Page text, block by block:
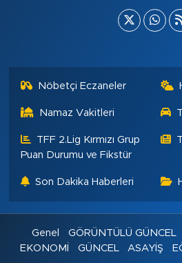
Nöbetçi Eczaneler
Namaz Vakitleri
TFF 2.Lig Kırmızı Grup
Puan Durumu ve Fikstür
Son Dakika Haberleri
Genel GÖRÜNTÜLÜ GÜNCEL
EKONOMİ
GÜNCEL ASAYİŞ